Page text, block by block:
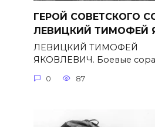
ГЕРОЙ СОВЕТСКОГО
ЛЕВИЦКИЙ ТИМОФЕЙ
ЛЕВИЦКИЙ ТИМОФЕЙ
ЯКОВЛЕВИЧ. Боевые
0 87